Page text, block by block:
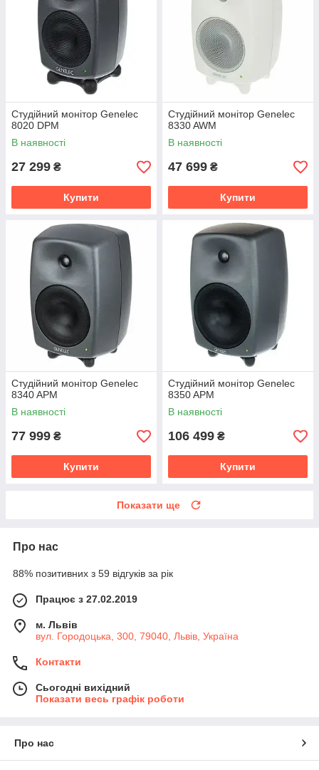
Студійний монітор Genelec
8020 DPM
В наявності
27 299 ₴
Купити
Студійний монітор Genelec
8330 AWM
В наявності
47 699 ₴
Купити
Студійний монітор Genelec
8340 APM
В наявності
77 999 ₴
Купити
Студійний монітор Genelec
8350 APM
В наявності
106 499 ₴
Купити
Показати ще
Про нас
88% позитивних з 59 відгуків за рік
Працює з 27.02.2019
м. Львів
вул. Городоцька, 300, 79040, Львів, Україна
Контакти
Сьогодні вихідний
Показати весь графік роботи
Про нас